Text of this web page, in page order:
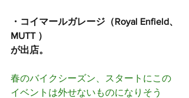
・コイマールガレージ（Royal Enfield、
MUTT ）
が出店。
春のバイクシーズン、スタートにこの
イベントは外せないものになりそう